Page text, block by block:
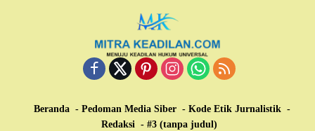
Beranda Pedoman Media Siber
Kode Etik Jurnalistik
Redaksi
#3 (tanpa judul)